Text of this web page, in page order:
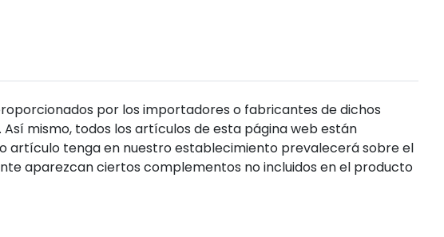
por los importadores o fabricantes de dichos
mismo, todos los artículos de esta página web están
artículo tenga en nuestro establecimiento prevalecerá sobre el
aparezcan ciertos complementos no incluidos en el producto